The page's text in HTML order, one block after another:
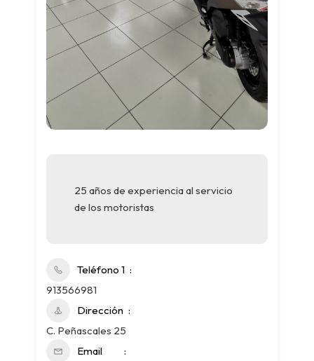
25 años de experiencia al servicio
de los motoristas
Teléfono 1
913566981
Dirección
C. Peñascales 25
Email